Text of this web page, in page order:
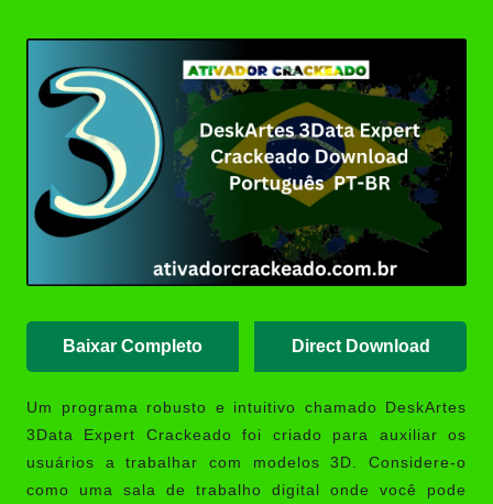
Crackeado
AutoCAD 2008 Download
Crackeado 32/64 Bits Português
| Ativador
SOLIDWORKS 2024 Download
Crackeado 64 Bits Grátis |
Ativador Crackeado
MAGIX VEGAS Pro Crackeado
Download Português PT-BR
Baixar Completo Direct Download
Um programa robusto e intuitivo chamado
DeskArtes
3Data Expert Crackeado foi criado para auxiliar os
usuários a trabalhar com modelos 3D. Considere-o
como uma sala de trabalho digital onde você pode